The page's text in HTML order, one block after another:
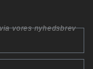
vores nyhedsbrev